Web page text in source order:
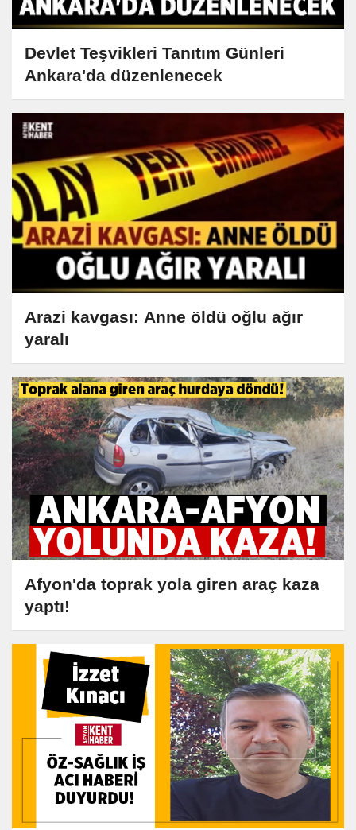
Devlet Teşvikleri Tanıtım Günleri
Ankara'da düzenlenecek
Arazi kavgası: Anne öldü oğlu ağır
yaralı
Afyon'da toprak yola giren araç kaza
yaptı!